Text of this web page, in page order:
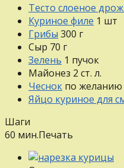
Тесто слоеное
Куриное филе 1 шт
Грибы 300 г
Сыр 70 г
Зелень 1 пучок
Майонез 2 ст. л.
Чеснок по желанию
Яйцо куриное для
Шаги
60 мин.Печать